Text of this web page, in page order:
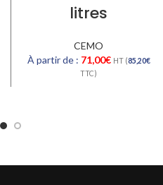
litres
CEMO
À partir de : 71,00€ HT (85,20€
TTC)